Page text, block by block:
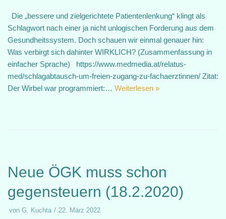
Die „bessere und zielgerichtete Patientenlenkung“ klingt als
Schlagwort nach einer ja nicht unlogischen Forderung aus dem
Gesundheitssystem. Doch schauen wir einmal genauer hin:
Was verbirgt sich dahinter WIRKLICH? (Zusammenfassung in
einfacher Sprache) https://www.medmedia.at/relatus-
med/schlagabtausch-um-freien-zugang-zu-fachaerztinnen/ Zitat:
Der Wirbel war programmiert:… Weiterlesen »
Neue ÖGK muss schon
gegensteuern (18.2.2020)
von G. Kuchta 22. März 2022